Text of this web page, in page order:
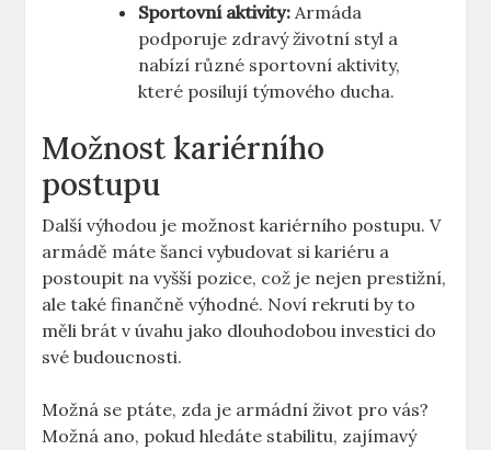
Sportovní aktivity: Armáda
podporuje zdravý životní styl a
nabízí různé sportovní aktivity,
které posilují týmového ducha.
Možnost kariérního
postupu
Další výhodou je možnost kariérního postupu. V
armádě máte šanci vybudovat si kariéru a
postoupit na vyšší pozice, což je nejen prestižní,
ale také finančně výhodné. Noví rekruti by to
měli brát v úvahu jako dlouhodobou investici do
své budoucnosti.
Možná se ptáte, zda je armádní život pro vás?
Možná ano, pokud hledáte stabilitu, zajímavý